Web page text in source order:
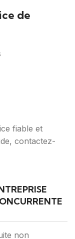
de
fiable et
contactez-
non